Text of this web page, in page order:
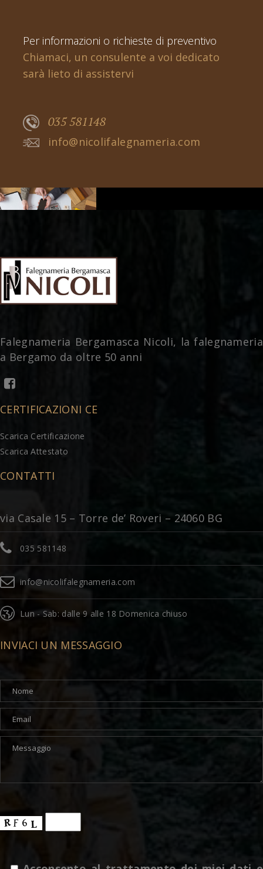
Per informazioni o richieste di preventivo
Chiamaci, un consulente a voi dedicato
sarà lieto di assistervi
035 581148
info@nicolifalegnameria.com
Falegnameria Bergamasca Nicoli, la falegnameria
a Bergamo da oltre 50 anni
CERTIFICAZIONI CE
Scarica Certificazione
Scarica Attestato
CONTATTI
via Casale 15 – Torre de’ Roveri – 24060 BG
035 581148
info@nicolifalegnameria.com
Lun - Sab: dalle 9 alle 18 Domenica chiuso
INVIACI UN MESSAGGIO